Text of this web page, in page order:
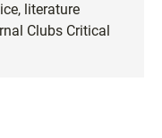
literature
Clubs Critical